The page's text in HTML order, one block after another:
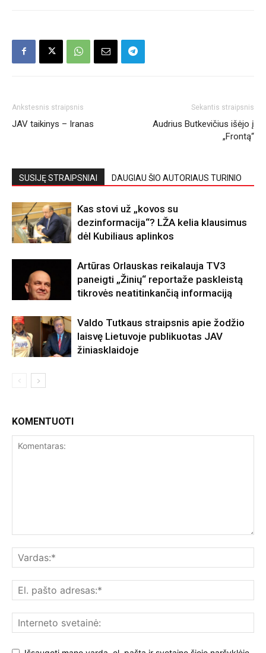
Ankstesnis straipsnis
JAV taikinys – Iranas
Sekantis straipsnis
Audrius Butkevičius išėjo į
„Frontą“
SUSIJĘ STRAIPSNIAI DAUGIAU ŠIO AUTORIAUS TURINIO
Kas stovi už „kovos su
dezinformacija“? LŽA kelia klausimus
dėl Kubiliaus aplinkos
Artūras Orlauskas reikalauja TV3
paneigti „Žinių“ reportaže paskleistą
tikrovės neatitinkančią informaciją
Valdo Tutkaus straipsnis apie žodžio
laisvę Lietuvoje publikuotas JAV
žiniasklaidoje
KOMENTUOTI